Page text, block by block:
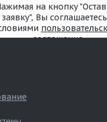
на кнопку
заявку", Вы
соглашения